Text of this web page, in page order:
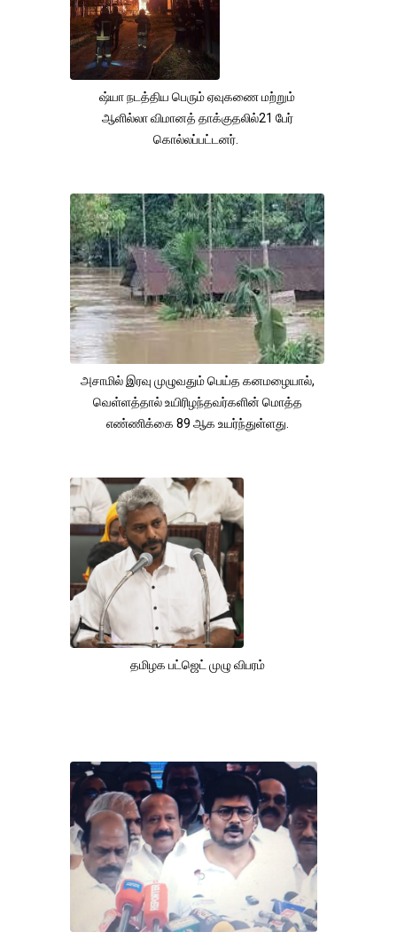
ஷ்யா நடத்திய பெரும் ஏவுகணை மற்றும்
ஆளில்லா விமானத் தாக்குதலில்21 பேர்
கொல்லப்பட்டனர்.
அசாமில் இரவு முழுவதும் பெய்த கனமழையால்,
வெள்ளத்தால் உயிரிழந்தவர்களின் மொத்த
எண்ணிக்கை 89 ஆக உயர்ந்துள்ளது.
தமிழக பட்ஜெட் முழு விபரம்